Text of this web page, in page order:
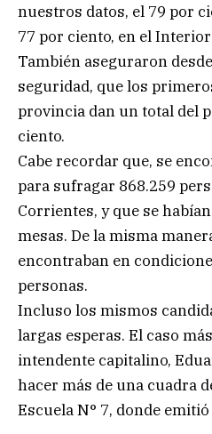
nuestros datos, el 79 por
77 por ciento, en el
También aseguraron
seguridad, que los
provincia dan un total del
ciento.
Cabe recordar que, se
para sufragar 868.259
Corrientes, y que se
mesas. De la misma
encontraban en
personas.
Incluso los mismos
largas esperas. El caso
intendente capitalino,
hacer más de una cuadra
Escuela N° 7, donde